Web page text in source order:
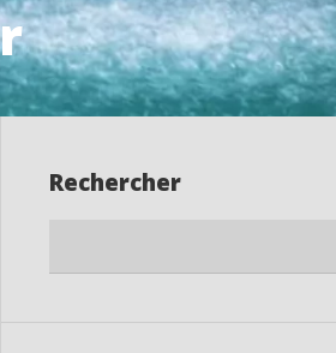
Rechercher